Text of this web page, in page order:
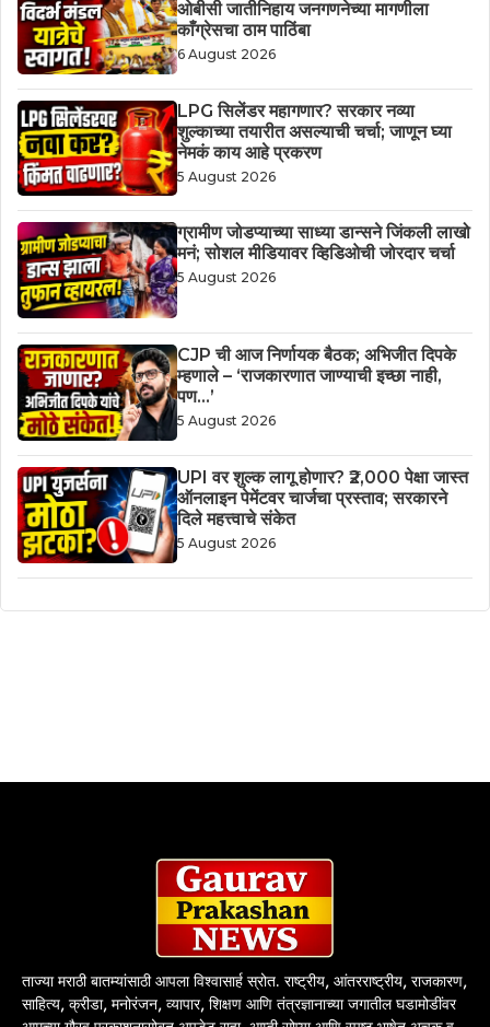
ओबीसी जातीनिहाय जनगणनेच्या मागणीला
काँग्रेसचा ठाम पाठिंबा
6 August 2026
LPG सिलेंडर महागणार? सरकार नव्या
शुल्काच्या तयारीत असल्याची चर्चा; जाणून घ्या
नेमकं काय आहे प्रकरण
5 August 2026
ग्रामीण जोडप्याच्या साध्या डान्सने जिंकली लाखो
मनं; सोशल मीडियावर व्हिडिओची जोरदार चर्चा
5 August 2026
CJP ची आज निर्णायक बैठक; अभिजीत दिपके
म्हणाले – ‘राजकारणात जाण्याची इच्छा नाही,
पण…’
5 August 2026
UPI वर शुल्क लागू होणार? ₹2,000 पेक्षा जास्त
ऑनलाइन पेमेंटवर चार्जचा प्रस्ताव; सरकारने
दिले महत्त्वाचे संकेत
5 August 2026
ताज्या मराठी बातम्यांसाठी आपला विश्वासार्ह स्रोत. राष्ट्रीय, आंतरराष्ट्रीय, राजकारण,
साहित्य, क्रीडा, मनोरंजन, व्यापार, शिक्षण आणि तंत्रज्ञानाच्या जगातील घडामोडींवर